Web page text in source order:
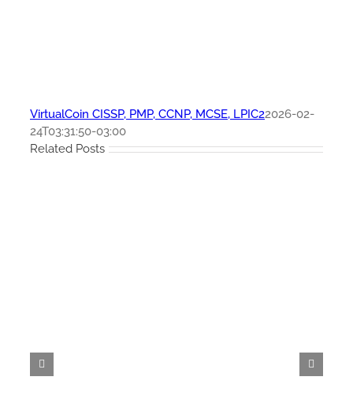
VirtualCoin CISSP, PMP, CCNP, MCSE, LPIC22026-02-
24T03:31:50-03:00
Related Posts